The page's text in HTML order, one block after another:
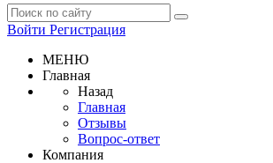
Войти Регистрация
МЕНЮ
Главная
Назад
Главная
Отзывы
Вопрос-ответ
Компания